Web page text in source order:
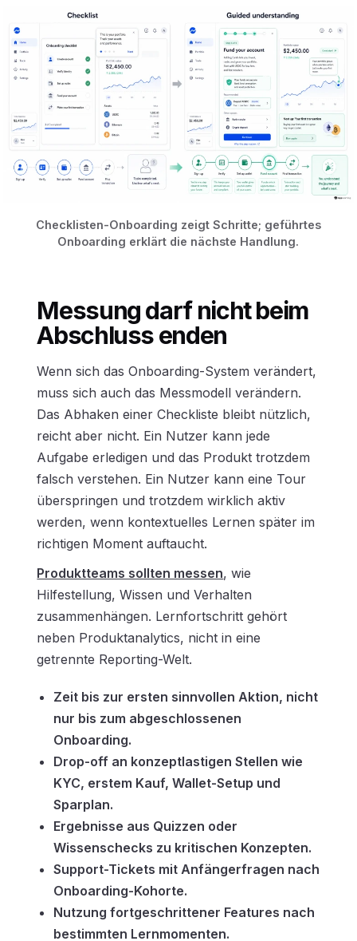
Checklisten-Onboarding zeigt Schritte; geführtes
Onboarding erklärt die nächste Handlung.
Messung darf nicht beim
Abschluss enden
Wenn sich das Onboarding-System verändert,
muss sich auch das Messmodell verändern.
Das Abhaken einer Checkliste bleibt nützlich,
reicht aber nicht. Ein Nutzer kann jede
Aufgabe erledigen und das Produkt trotzdem
falsch verstehen. Ein Nutzer kann eine Tour
überspringen und trotzdem wirklich aktiv
werden, wenn kontextuelles Lernen später im
richtigen Moment auftaucht.
Produktteams sollten messen, wie
Hilfestellung, Wissen und Verhalten
zusammenhängen. Lernfortschritt gehört
neben Produktanalytics, nicht in eine
getrennte Reporting-Welt.
Zeit bis zur ersten sinnvollen Aktion, nicht
nur bis zum abgeschlossenen
Onboarding.
Drop-off an konzeptlastigen Stellen wie
KYC, erstem Kauf, Wallet-Setup und
Sparplan.
Ergebnisse aus Quizzen oder
Wissenschecks zu kritischen Konzepten.
Support-Tickets mit Anfängerfragen nach
Onboarding-Kohorte.
Nutzung fortgeschrittener Features nach
bestimmten Lernmomenten.